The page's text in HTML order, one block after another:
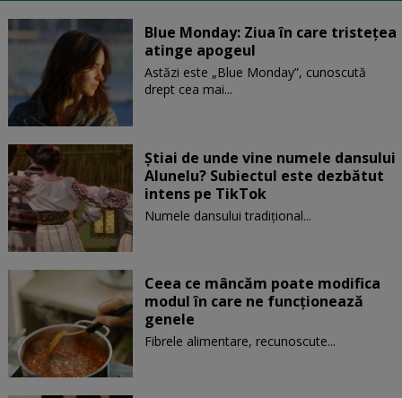
Blue Monday: Ziua în care tristețea
atinge apogeul
Astăzi este „Blue Monday”, cunoscută
drept cea mai...
Știai de unde vine numele dansului
Alunelu? Subiectul este dezbătut
intens pe TikTok
Numele dansului tradițional...
Ceea ce mâncăm poate modifica
modul în care ne funcţionează
genele
Fibrele alimentare, recunoscute...